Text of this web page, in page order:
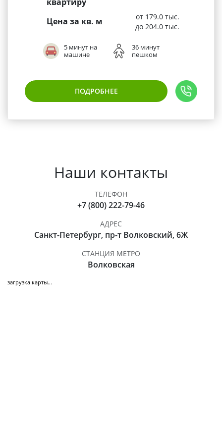
Цена за кв. м
от 179.0 тыс.
до 204.0 тыс.
5 минут на
машине
36 минут
пешком
ПОДРОБНЕЕ
Наши контакты
ТЕЛЕФОН
+7 (800) 222-79-46
АДРЕС
Санкт-Петербург, пр-т Волковский, 6Ж
СТАНЦИЯ МЕТРО
Волковская
загрузка карты...